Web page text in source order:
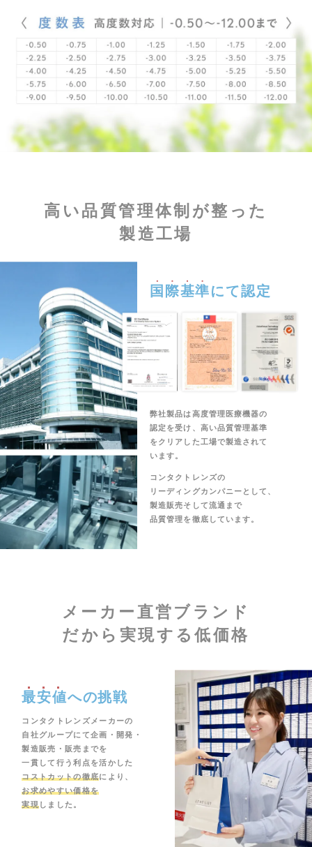
高い品質管理体制が整った
製造工場
国際基準にて認定
弊社製品は高度管理医療機器の
認定を受け、高い品質管理基準
をクリアした工場で製造されて
います。
コンタクトレンズの
リーディングカンパニーとして、
製造販売そして流通まで
品質管理を徹底しています。
メーカー直営ブランド
だから実現する低価格
最安値への挑戦
コンタクトレンズメーカーの
自社グループにて企画・開発・
製造販売・販売までを
一貫して行う利点を活かした
コストカットの徹底により、
お求めやすい価格を
実現しました。